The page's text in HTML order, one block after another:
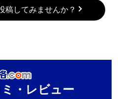
稿してみませんか？
・レビュー